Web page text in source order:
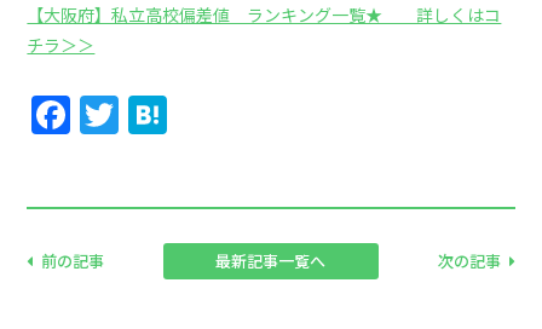
【大阪府】私立高校偏差値 ランキング一覧★ 詳しくはコ
チラ＞＞
Facebook
Twitter
前の記事 最新記事一覧へ 次の記事